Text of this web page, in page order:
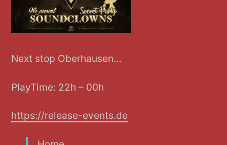
Next stop Oberhausen…
PlayTime: 22h – 00h
https://release-events.de